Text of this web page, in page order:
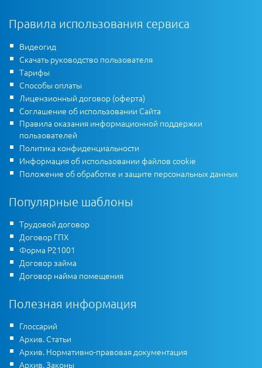
Правила использования сервиса
Видеогид
Скачать руководство пользователя
Тарифы
Способы оплаты
Лицензионный договор (оферта)
Соглашение об использовании Сайта
Правила оказания информационной поддержки
пользователей
Политика конфиденциальности
Информация об использовании файлов cookie
Положение об обработке и защите персональных данных
Популярные шаблоны
Трудовой договор
Договор ГПХ
Форма Р21001
Договор займа
Договор найма помещения
Полезная информация
Глоссарий
Архив. Статьи
Архив. Нормативно-правовая документация
Архив. Законы